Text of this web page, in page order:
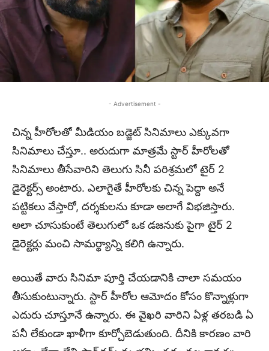
- Advertisement -
చిన్న హీరోలతో మీడియం బడ్జెట్ సినిమాలు ఎక్కువగా
సినిమాలు చేస్తూ.. అరుదుగా మాత్రమే స్టార్ హీరోలతో
సినిమాలు తీసేవారిని తెలుగు సినీ పరిశ్రమలో టైర్ 2
డైరెక్టర్స్ అంటారు. ఎలాగైతే హీరోలకు చిన్న పెద్దా అనే
పట్టికలు వేస్తారో, దర్శకులను కూడా అలాగే విభజిస్తారు.
అలా చూసుకుంటే తెలుగులో ఒక డజనుకు పైగా టైర్ 2
డైరెక్టర్లు మంచి సామర్థ్యాన్ని కలిగి ఉన్నారు.
అయితే వారు సినిమా పూర్తి చేయడానికి చాలా సమయం
తీసుకుంటున్నారు. స్టార్ హీరోల ఆమోదం కోసం కొన్నాళ్లుగా
ఎదురు చూస్తూనే ఉన్నారు. ఈ వైఖరి వారిని ఏళ్ల తరబడి ఏ
పనీ లేకుండా ఖాళీగా కూర్చోబెడుతుంది. దీనికి కారణం వారి